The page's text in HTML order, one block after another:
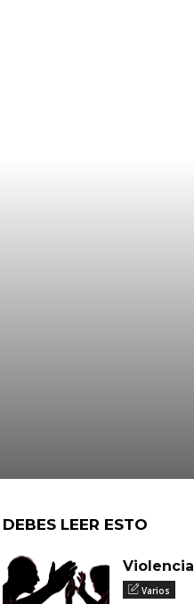
DEBES LEER ESTO
Violencia
Varios